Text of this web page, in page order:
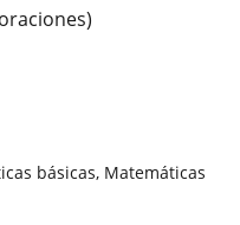
básicas, Matemáticas